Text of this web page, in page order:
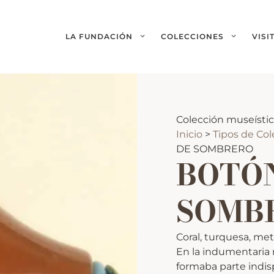
LA FUNDACIÓN COLECCIONES
Colección
Inicio > Tipos de
DE SOMBRERO
Coral, turquesa,
En la indumentaria
formaba parte